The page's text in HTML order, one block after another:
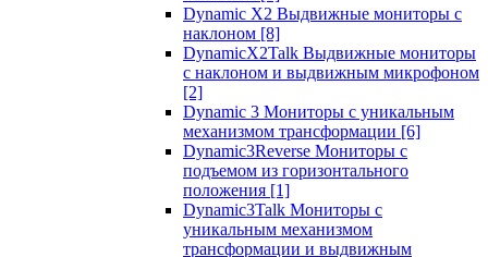
Dynamic X2 Выдвижные мониторы с
наклоном [8]
DynamicX2Talk Выдвижные мониторы
с наклоном и выдвижным микрофоном
[2]
Dynamic 3 Мониторы с уникальным
механизмом трансформации [6]
Dynamic3Reverse Мониторы с
подъемом из горизонтального
положения [1]
Dynamic3Talk Мониторы с
уникальным механизмом
трансформации и выдвижным